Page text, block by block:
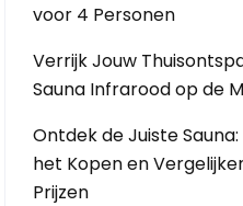
voor 4 Personen
Verrijk Jouw
Sauna Infrarood op de
Ontdek de Juiste
het Kopen en
Prijzen